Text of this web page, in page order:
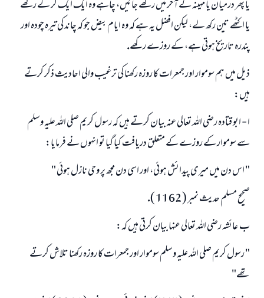
يا پھر درميان يا مہينہ كے آخر ميں ركھے جائيں، چاہے وہ ايك ايك كر كے ركھے
يا اكٹھے تين ركھ لے، ليكن افضل يہ ہے كہ وہ ايام بيض جو كہ چاند كى تيرہ چودہ اور
پندرہ تاريخ ہوتى ہے، كے روزے ركھے.
ذيل ميں ہم سوموار اور جمعرات كا روزہ ركھنا كى ترغيب والى احاديث ذكر كرتے
ہيں:
ا - ابو قتادہ رضى اللہ تعالى عنہ بيان كرتے ہيں كہ رسول كريم صلى اللہ عليہ وسلم
سے سوموار كے روزے كے متعلق دريافت كيا گيا تو انہوں نے فرمايا:
" اس دن ميں ميرى پيدائش ہوئى، اور اسى دن مجھ پر وحى نازل ہوئى "
صحيح مسلم حديث نمبر ( 1162 ).
ب ـ عائشہ رضى اللہ تعالى عنہا بيان كرتى ہيں كہ:
" رسول كريم صلى اللہ عليہ وسلم سوموار اور جمعرات كا روزہ ركھنا تلاش كرتے
تھے"